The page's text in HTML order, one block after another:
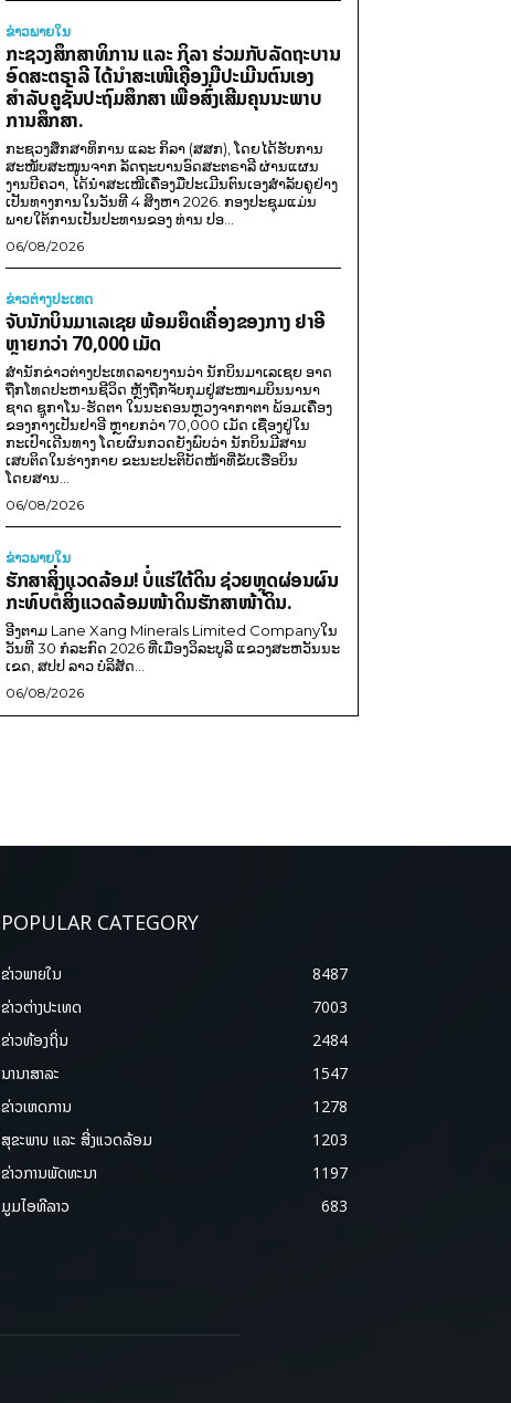
ຂ່າວພາຍ​ໃນ
ກະຊວງສຶກສາທິການ ແລະ ກິລາ ຮ່ວມກັບລັດຖະບານ
ອົດສະຕຣາລີ ໄດ້ນຳສະເໜີເຄື່ອງມືປະເມີນຕົນເອງ
ສຳລັບຄູຊັ້ນປະຖົມສຶກສາ ເພື່ອສົ່ງເສີມຄຸນນະພາບ
ການສຶກສາ.
ກະຊວງສຶກສາທິການ ແລະ ກິລາ (ສສກ), ໂດຍໄດ້ຮັບການ
ສະໜັບສະໜູນຈາກ ລັດຖະບານອົດສະຕຣາລີ ຜ່ານແຜນ
ງານບີຄວາ, ໄດ້ນຳສະເໜີເຄື່ອງມືປະເມີນຕົນເອງສຳລັບຄູຢ່າງ
ເປັນທາງການໃນວັນທີ 4 ສິງຫາ 2026. ກອງປະຊຸມແມ່ນ
ພາຍໃຕ້ການເປັນປະທານຂອງ ທ່ານ ປອ...
06/08/2026
ຂ່າວຕ່າງປະເທດ
ຈັບນັກບິນມາເລເຊຍ ພ້ອມຍຶດເຄື່ອງຂອງກາງ ຢາອີ
ຫຼາຍກວ່າ 70,000 ເມັດ
ສຳນັກຂ່າວຕ່າງປະເທດລາຍງານວ່າ ນັກບິນມາເລເຊຍ ອາດ
ຖືກໂທດປະຫານຊີວິດ ຫຼັງຖືກຈັບກຸມຢູ່ສະໜາມບິນນານາ
ຊາດ ຊູກາໂນ-ຮັດຕາ ໃນນະຄອນຫຼວງຈາກາຕາ ພ້ອມເຄື່ອງ
ຂອງກາງເປັນຢາອີ ຫຼາຍກວ່າ 70,000 ເມັດ ເຊື່ອງຢູ່ໃນ
ກະເປົາເດີນທາງ ໂດຍຜົນກວດຍັງພົບວ່າ ນັກບິນມີສານ
ເສບຕິດໃນຮ່າງກາຍ ຂະນະປະຕິບັດໜ້າທີ່ຂັບເຮືອບິນ
ໂດຍສານ...
06/08/2026
ຂ່າວພາຍ​ໃນ
ຮັກສາສິ່ງແວດລ້ອມ! ບໍ່ແຮ່ໃຕ້ດິນ ຊ່ວຍຫຼຸດຜ່ອນຜົນ
ກະທົບຕໍ່ສິ່ງແວດລ້ອມໜ້າດິນຮັກສາໜ້າດິນ.
ອີງຕາມ Lane Xang Minerals Limited Companyໃນ
ວັນທີ 30 ກໍລະກົດ 2026 ທີ່ເມືອງວິລະບູລີ ແຂວງສະຫວັນນະ
ເຂດ, ສປປ ລາວ ບໍລິສັດ...
06/08/2026
POPULAR CATEGORY
ຂ່າວພາຍ​ໃນ
8487
ຂ່າວຕ່າງປະເທດ
7003
ຂ່າວທ້ອງຖິ່ນ
2484
ນານາສາລະ
1547
ຂ່າວເຫດການ
1278
ສຸຂະພາບ ແລະ ສີ່ງແວດລ້ອມ
1203
ຂ່າວການພັດທະນາ
1197
ມູມໄອທີລາວ
683